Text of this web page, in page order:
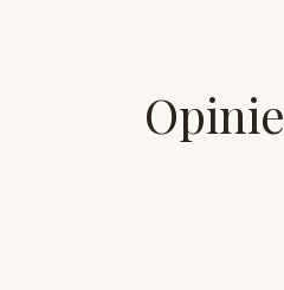
Opinie